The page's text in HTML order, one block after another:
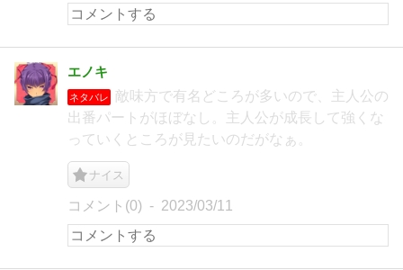
エノキ
ネタバレ
敵味方で有名どころが多いので、主人公の
出番パートがほぼなし。主人公が成長して強くな
っていくところが見たいのだがなぁ。
ナイス
コメント(0) 2023/03/11